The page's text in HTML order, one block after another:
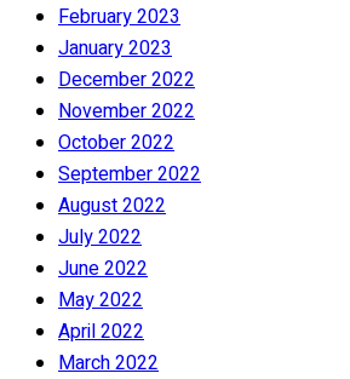
February 2023
January 2023
December 2022
November 2022
October 2022
September 2022
August 2022
July 2022
June 2022
May 2022
April 2022
March 2022